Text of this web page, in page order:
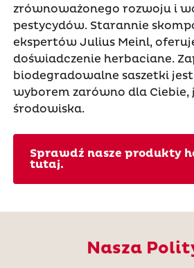
zrównoważonego rozwoju i
pestycydów. Starannie
ekspertów Julius Meinl,
doświadczenie herbaciane.
biodegradowalne saszetki
wyborem zarówno dla Ciebie,
środowiska.
Sprawdź nasze produkty
tutaj.
Nasza